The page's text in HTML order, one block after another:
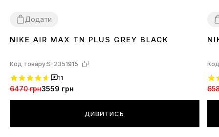
Додати
3637 38 39 404142 43444546
NIKE AIR MAX TN PLUS GREY BLACK
Код товару:S-2351915
11
6470 грн3559 грн
ДИВИТИСЬ